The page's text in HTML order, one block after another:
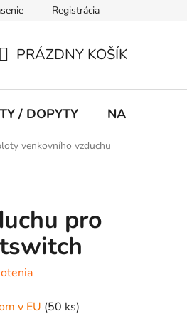
Registrácia
PRÁZDNY KOŠÍK
/ DOPYTY NA
venkovního vzduchu
pro
v EU (50 ks)